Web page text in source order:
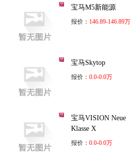
宝马M5新能源
报价： 146.89-146.89万
宝马Skytop
报价： 0.0-0.0万
宝马VISION Neue
Klasse X
报价： 0.0-0.0万